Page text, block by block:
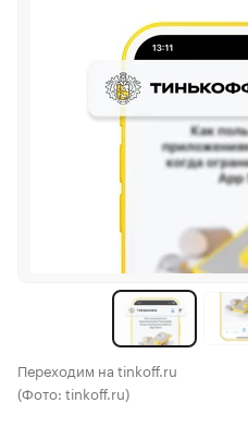
Переходим на tinkoff.ru
(Фото: tinkoff.ru)